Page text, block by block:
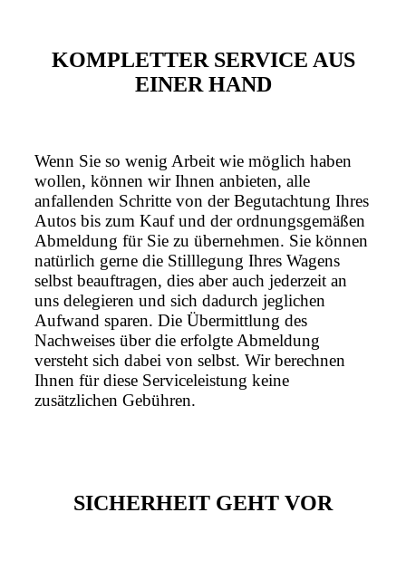
KOMPLETTER SERVICE AUS
EINER HAND
Wenn Sie so wenig Arbeit wie möglich haben
wollen, können wir Ihnen anbieten, alle
anfallenden Schritte von der Begutachtung Ihres
Autos bis zum Kauf und der ordnungsgemäßen
Abmeldung für Sie zu übernehmen. Sie können
natürlich gerne die Stilllegung Ihres Wagens
selbst beauftragen, dies aber auch jederzeit an
uns delegieren und sich dadurch jeglichen
Aufwand sparen. Die Übermittlung des
Nachweises über die erfolgte Abmeldung
versteht sich dabei von selbst. Wir berechnen
Ihnen für diese Serviceleistung keine
zusätzlichen Gebühren.
SICHERHEIT GEHT VOR